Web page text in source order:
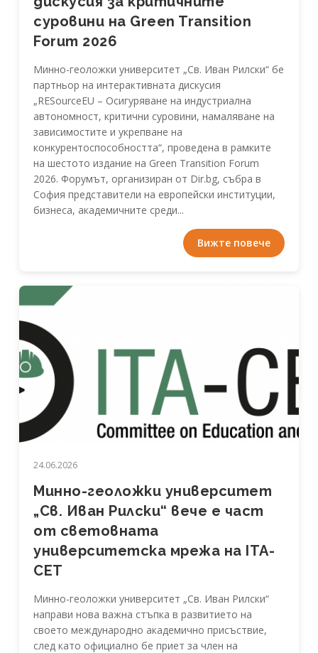
суровини на Green Transition
Forum 2026
Минно-геоложки университет „Св. Иван Рилски“ бе
партньор на интерактивната дискусия
„RESourceEU – Осигуряване на индустриална
автономност, критични суровини, намаляване на
зависимостите и укрепване на
конкурентоспособността“, проведена в рамките
на шестото издание на Green Transition Forum
2026. Форумът, организиран от Dir.bg, събра в
София представители на европейски институции,
бизнеса, академичните среди...
Вижте повече
24.06.2026
Минно-геоложки университет
„Св. Иван Рилски“ вече е част
от световната
университетска мрежа на ITA-
CET
Минно-геоложки университет „Св. Иван Рилски“
направи нова важна стъпка в развитието на
своето международно академично присъствие,
след като официално бе приет за член на